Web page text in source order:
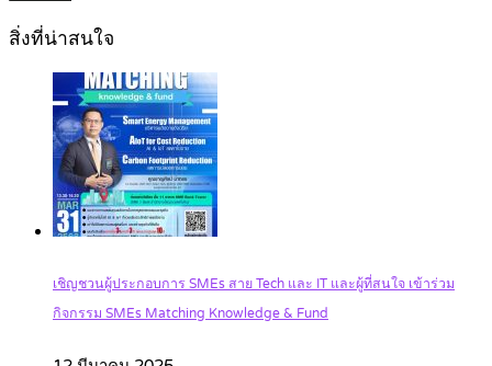
สิ่งที่น่าสนใจ
เชิญชวนผู้ประกอบการ SMEs สาย Tech และ IT และผู้ที่สนใจ เข้าร่วม
กิจกรรม SMEs Matching Knowledge & Fund